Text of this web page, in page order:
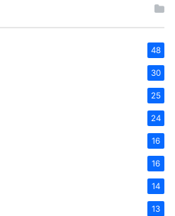
48
30
25
24
16
16
14
13